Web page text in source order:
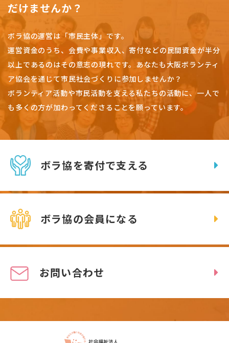
だけませんか？
ボラ協の運営は「市民主体」です。
運営資金のうち、会費や事業収入、寄付などの民間資金が半分
以上であるのはその意志の現れです。 あなたも大阪ボランティ
ア協会を通じて市民社会づくりに参加しませんか？
ボランティア活動や市民活動を支える私たちの活動に、一人で
も多くの方が加わってくださることを願っています。
ボラ協を寄付で支える
ボラ協の会員になる
お問い合わせ